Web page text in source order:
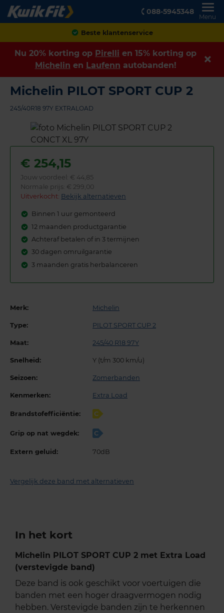
088-5945348
Menu
Achteraf betalen
Nu 20% korting op Pirelli en 15% korting op
Michelin en Laufenn autobanden!
Michelin PILOT SPORT CUP 2
245/40R18 97Y EXTRALOAD
€ 254,15
Jouw voordeel: € 44,85
Normale prijs: € 299,00
Uitverkocht: Bekijk alternatieven
Binnen 1 uur gemonteerd
12 maanden productgarantie
Achteraf betalen of in 3 termijnen
30 dagen omruilgarantie
3 maanden gratis herbalanceren
Merk: Michelin
Type: PILOT SPORT CUP 2
Maat: 245/40 R18 97Y
Snelheid: Y (t/m 300 km/u)
Seizoen: Zomerbanden
Kenmerken: Extra Load
Brandstofefficiëntie: C
Grip op nat wegdek: C
Extern geluid: 70dB
Vergelijk deze band met alternatieven
In het kort
Michelin PILOT SPORT CUP 2 met Extra Load
(verstevigde band)
Deze band is ook geschikt voor voertuigen die
banden met een hoger draagvermogen nodig
hebben. Verstevigde banden zijn te herkennen